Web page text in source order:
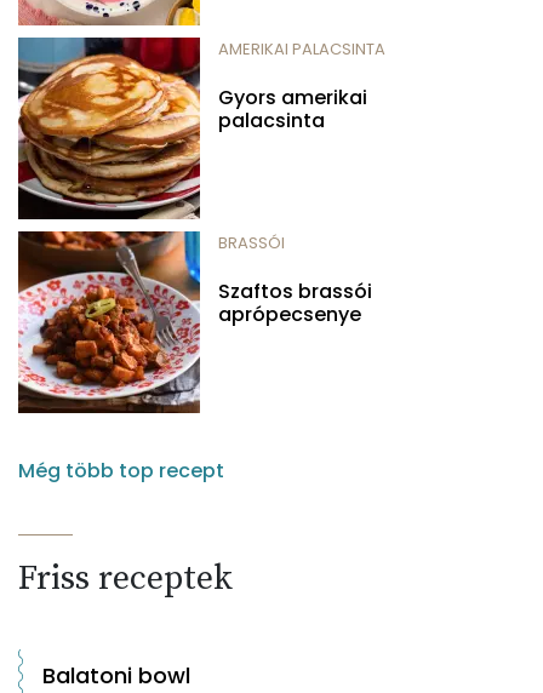
AMERIKAI PALACSINTA
Gyors amerikai
palacsinta
BRASSÓI
Szaftos brassói
aprópecsenye
Még több top recept
Friss receptek
Balatoni bowl